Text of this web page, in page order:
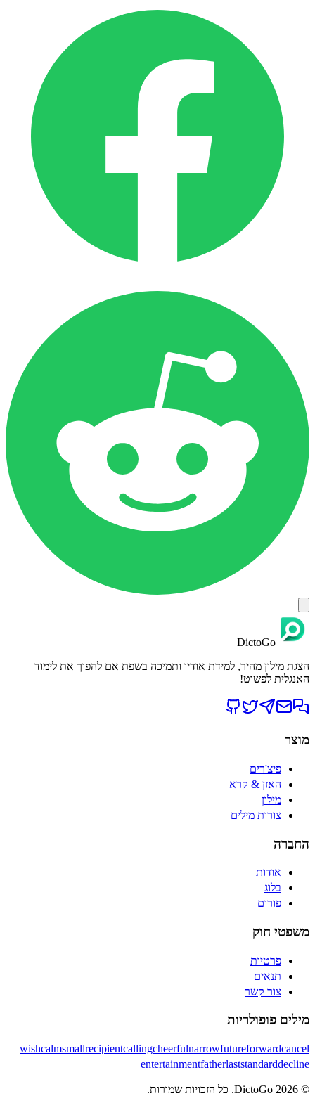
DictoGo
הצגת מילון מהיר, למידת אודיו ותמיכה בשפת אם להפוך את לימוד
האנגלית לפשוט!
מוצר
פיצ'רים
האזן & קרא
מילון
צורות מילים
החברה
אודות
בלוג
פורום
משפטי חוק
פרטיות
תנאים
צור קשר
מילים פופולריות
cancel
forward
future
narrow
cheerful
calling
recipient
small
calm
wish
decline
standard
last
father
entertainment
© 2026 DictoGo. כל הזכויות שמורות.